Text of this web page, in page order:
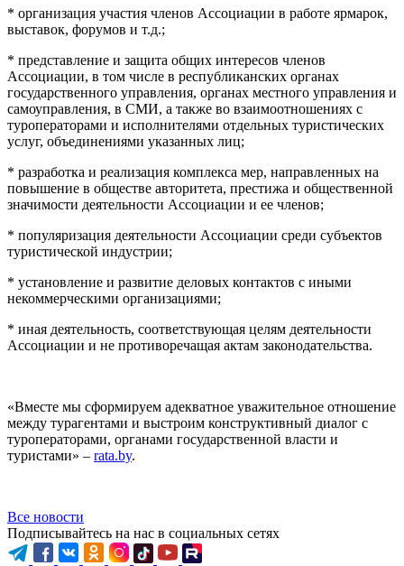
* организация участия членов Ассоциации в работе ярмарок,
выставок, форумов и т.д.;
* представление и защита общих интересов членов
Ассоциации, в том числе в республиканских органах
государственного управления, органах местного управления и
самоуправления, в СМИ, а также во взаимоотношениях с
туроператорами и исполнителями отдельных туристических
услуг, объединениями указанных лиц;
* разработка и реализация комплекса мер, направленных на
повышение в обществе авторитета, престижа и общественной
значимости деятельности Ассоциации и ее членов;
* популяризация деятельности Ассоциации среди субъектов
туристической индустрии;
* установление и развитие деловых контактов с иными
некоммерческими организациями;
* иная деятельность, соответствующая целям деятельности
Ассоциации и не противоречащая актам законодательства.
«Вместе мы сформируем адекватное уважительное отношение
между турагентами и выстроим конструктивный диалог с
туроператорами, органами государственной власти и
туристами» – rata.by.
Все новости
Подписывайтесь на нас в социальных сетях